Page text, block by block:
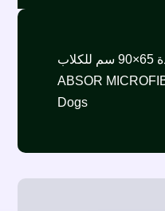
زولكس لبادة 65×90 سم للكلاب – Zolux
ABSOR
Dogs